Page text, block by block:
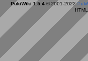
PukiWiki 1.5.4 © 2001-2022